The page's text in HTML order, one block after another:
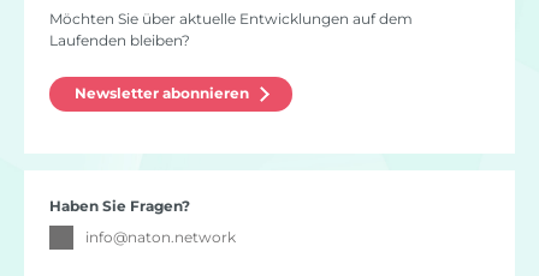
Möchten Sie über aktuelle Entwicklungen auf dem
Laufenden bleiben?
Newsletter abonnieren
Haben Sie Fragen?
info@naton.network